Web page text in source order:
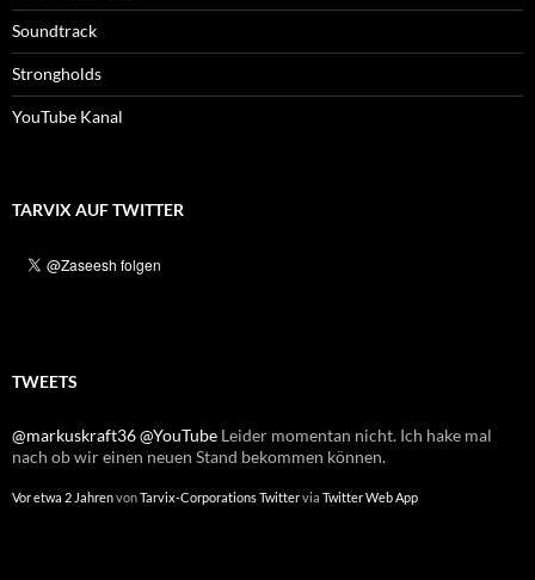
Soundtrack
Strongholds
YouTube Kanal
TARVIX AUF TWITTER
TWEETS
@markuskraft36@YouTube Leider momentan nicht. Ich hake mal
nach ob wir einen neuen Stand bekommen können.
Vor etwa 2 JahrenvonTarvix-Corporations Twittervia Twitter Web App
Leider momentan nicht. Ich hake mal nach ob wir einen neuen Guide
kriegen können.
Vor etwa 2 JahrenvonTarvix-Corporations Twittervia Twitter Web App